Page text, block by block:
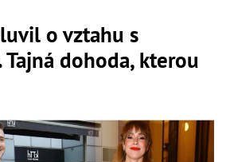
o vztahu s
dohoda, kterou